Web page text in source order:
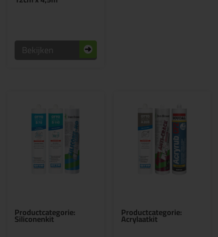
Bekijken
Productcategorie:
Siliconenkit Productcategorie:
Acrylaatkit